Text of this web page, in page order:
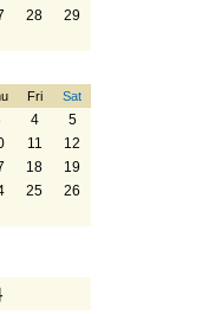
28
29
Fri Sat
4
5
11
12
18
19
25
26